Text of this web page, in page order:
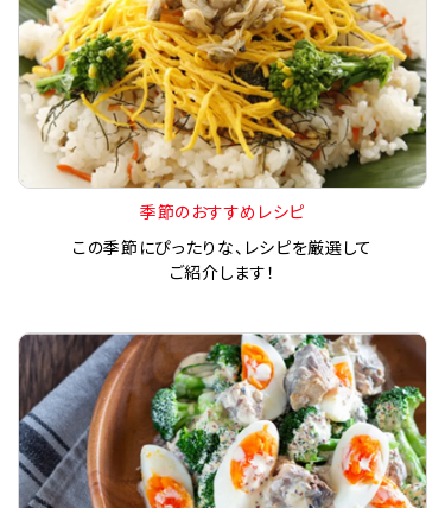
季節のおすすめレシピ
この季節にぴったりな、レシピを厳選して
ご紹介します！